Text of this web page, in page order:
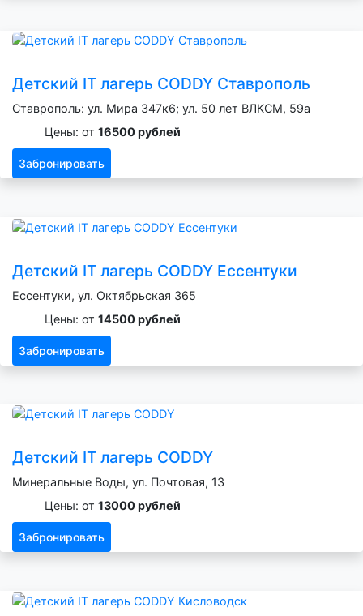
Детский IT лагерь CODDY Ставрополь
Ставрополь: ул. Мира 347к6; ул. 50 лет ВЛКСМ, 59а
Цены: от 16500 рублей
Забронировать
Детский IT лагерь CODDY Ессентуки
Ессентуки, ул. Октябрьская 365
Цены: от 14500 рублей
Забронировать
Детский IT лагерь CODDY
Минеральные Воды, ул. Почтовая, 13
Цены: от 13000 рублей
Забронировать